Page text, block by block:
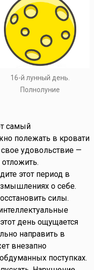
16-й лунный день.
Полнолуние
самый
полежать в кровати
удовольствие —
этот период в
о себе.
силы.
день ощущается
направить в
внезапно
поступках.